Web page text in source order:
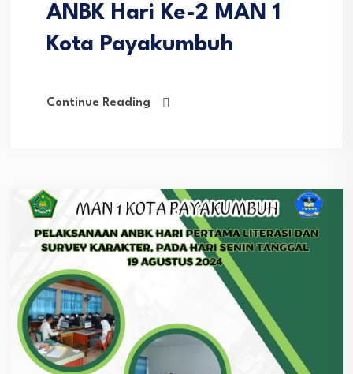
ANBK Hari Ke-2 MAN 1
Kota Payakumbuh
Continue Reading